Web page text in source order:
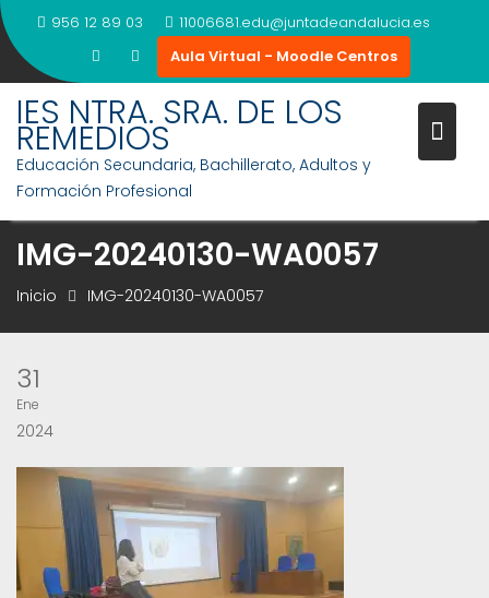
Saltar
al
contenido
956 12 89 03
11006681.edu@juntadeandalucia.es
Aula Virtual - Moodle Centros
IES NTRA. SRA. DE LOS
REMEDIOS
Educación Secundaria, Bachillerato, Adultos y
Formación Profesional
IMG-20240130-WA0057
Inicio IMG-20240130-WA0057
31
Ene
2024